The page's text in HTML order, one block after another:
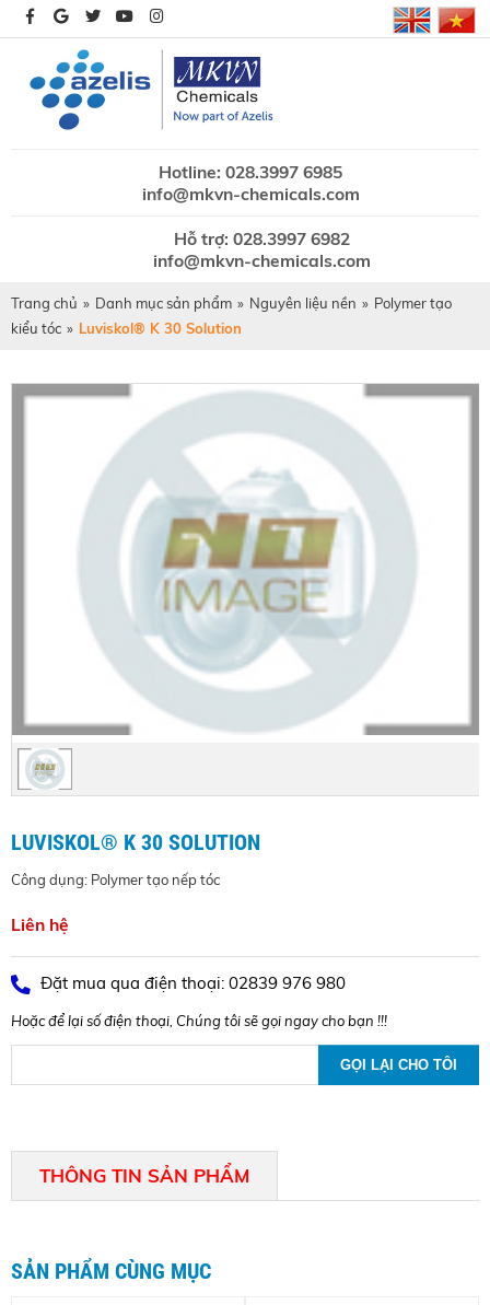
Hotline: 028.3997 6985
info@mkvn-chemicals.com
Hỗ trợ: 028.3997 6982
info@mkvn-chemicals.com
Trang chủ » Danh mục sản phẩm » Nguyên liệu nền » Polymer tạo
kiểu tóc » Luviskol® K 30 Solution
LUVISKOL® K 30 SOLUTION
Công dụng: Polymer tạo nếp tóc
Liên hệ
Đặt mua qua điện thoại: 02839 976 980
Hoặc để lại số điện thoại, Chúng tôi sẽ gọi ngay cho bạn !!!
THÔNG TIN SẢN PHẨM
SẢN PHẨM CÙNG MỤC